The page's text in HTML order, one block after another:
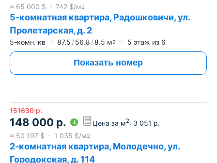
≈ 65 000 $ 742 $/м2
5-комнатная квартира, Радошковичи, ул.
Пролетарская, д. 2
5-комн. кв 87.5 56.8 8.5 м2 5 этаж из 6
Показать номер
151630 р.
148 000 р. Цена за м2: 3 051 р.
≈ 50 197 $ 1 035 $/м2
2-комнатная квартира, Молодечно, ул.
Городокская, д. 114